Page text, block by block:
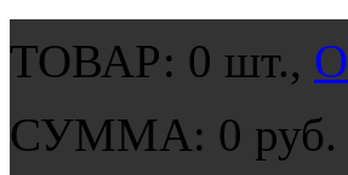
ТОВАР: 0 шт.,
СУММА: 0 руб.